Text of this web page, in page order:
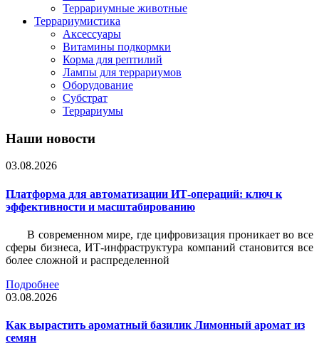
Террариумные животные
Террариумистика
Аксессуары
Витамины подкормки
Корма для рептилий
Лампы для террариумов
Оборудование
Субстрат
Террариумы
Наши новости
03.08.2026
Платформа для автоматизации ИТ-операций: ключ к
эффективности и масштабированию
В современном мире, где цифровизация проникает во все
сферы бизнеса, ИТ-инфраструктура компаний становится все
более сложной и распределенной
Подробнее
03.08.2026
Как вырастить ароматный базилик Лимонный аромат из
семян